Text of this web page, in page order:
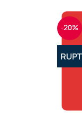
-20%